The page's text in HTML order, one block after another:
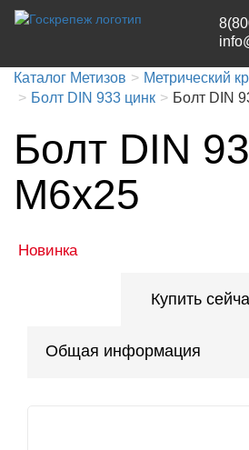
Каталог Метизов Метрический
Болт DIN 933 цинк
Болт DIN
Болт DIN
М6x25
Новинка
Купить
Общая информация